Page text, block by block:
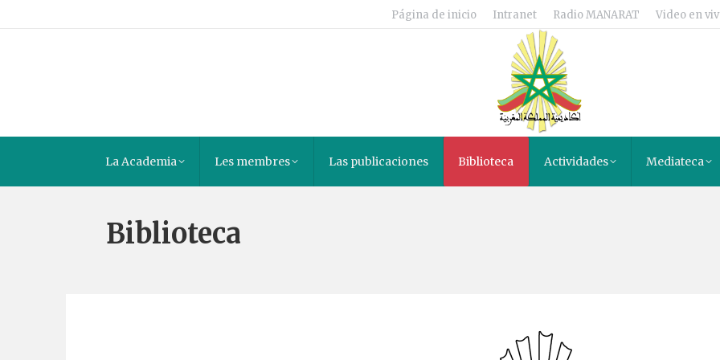
Página de inicio Intranet Radio MANARAT Video en
La Academia Les membres Las publicaciones Biblioteca Actividades Mediateca
Biblioteca